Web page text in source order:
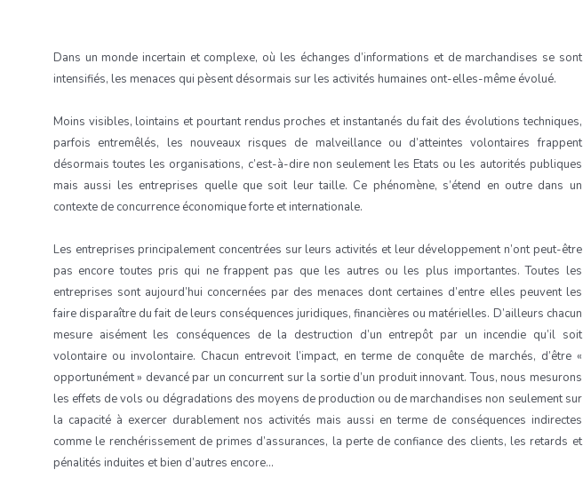
Dans un monde incertain et complexe, où les échanges d’informations et de marchandises se sont
intensifiés, les menaces qui pèsent désormais sur les activités humaines ont-elles-même évolué.
Moins visibles, lointains et pourtant rendus proches et instantanés du fait des évolutions techniques,
parfois entremêlés, les nouveaux risques de malveillance ou d’atteintes volontaires frappent
désormais toutes les organisations, c’est-à-dire non seulement les Etats ou les autorités publiques
mais aussi les entreprises quelle que soit leur taille. Ce phénomène, s’étend en outre dans un
contexte de concurrence économique forte et internationale.
Les entreprises principalement concentrées sur leurs activités et leur développement n’ont peut-être
pas encore toutes pris qui ne frappent pas que les autres ou les plus importantes. Toutes les
entreprises sont aujourd’hui concernées par des menaces dont certaines d’entre elles peuvent les
faire disparaître du fait de leurs conséquences juridiques, financières ou matérielles. D’ailleurs chacun
mesure aisément les conséquences de la destruction d’un entrepôt par un incendie qu’il soit
volontaire ou involontaire. Chacun entrevoit l’impact, en terme de conquête de marchés, d’être «
opportunément » devancé par un concurrent sur la sortie d’un produit innovant. Tous, nous mesurons
les effets de vols ou dégradations des moyens de production ou de marchandises non seulement sur
la capacité à exercer durablement nos activités mais aussi en terme de conséquences indirectes
comme le renchérissement de primes d’assurances, la perte de confiance des clients, les retards et
pénalités induites et bien d’autres encore…